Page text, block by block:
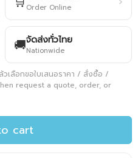
Order Online
🚚จัดส่งทั่วไทย
Nationwide
เลือกขอใบเสนอราคา / สั่งซื้อ /
request a quote, order, or
cart